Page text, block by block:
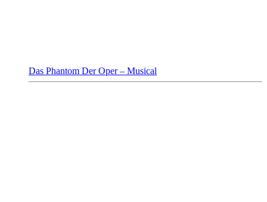
Das Phantom Der Oper – Musical